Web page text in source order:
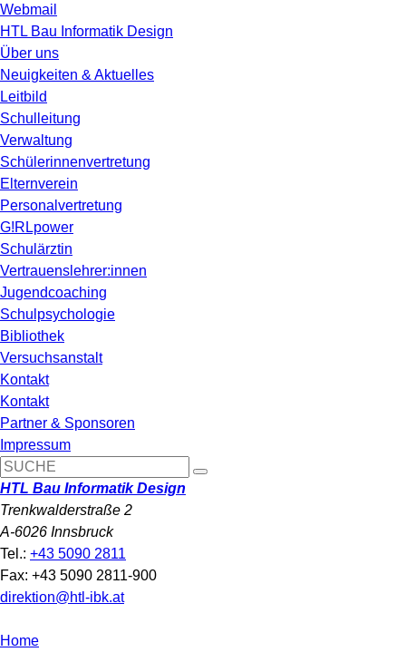
Webmail
HTL Bau Informatik Design
Über uns
Neuigkeiten & Aktuelles
Leitbild
Schulleitung
Verwaltung
Schülerinnenvertretung
Elternverein
Personalvertretung
G!RLpower
Schulärztin
Vertrauenslehrer:innen
Jugendcoaching
Schulpsychologie
Bibliothek
Versuchsanstalt
Kontakt
Kontakt
Partner & Sponsoren
Impressum
HTL Bau Informatik Design
Trenkwalderstraße 2
A-6026 Innsbruck
Tel.: +43 5090 2811
Fax: +43 5090 2811-900
direktion@htl-ibk.at
Home